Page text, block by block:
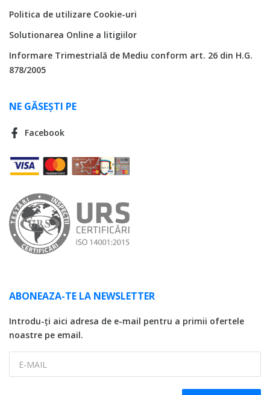
Politica de utilizare Cookie-uri
Solutionarea Online a litigiilor
Informare Trimestrială de Mediu conform art. 26 din H.G.
878/2005
NE GĂSEȘTI PE
Facebook
ABONEAZA-TE LA NEWSLETTER
Introdu-ți aici adresa de e-mail pentru a primii ofertele
noastre pe email.